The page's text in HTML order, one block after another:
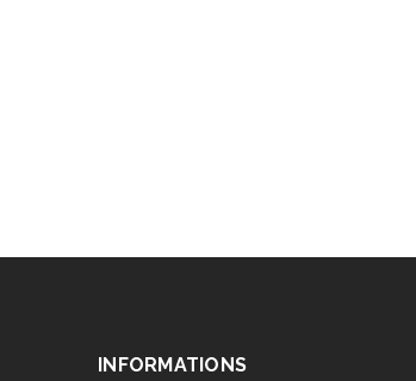
INFORMATIONS